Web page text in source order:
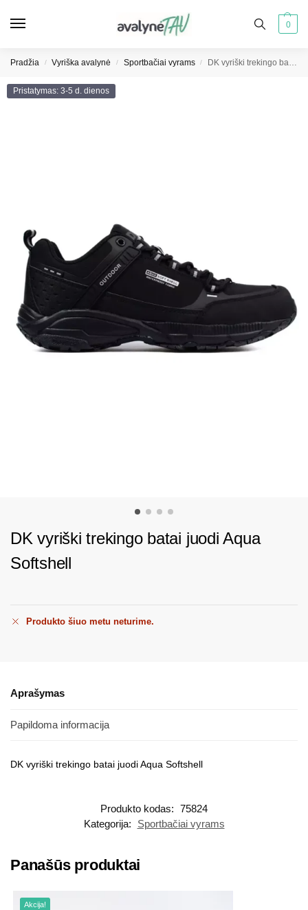
0
Pradžia / Vyriška avalynė / Sportbačiai vyrams / DK vyriški trekingo batai juodi Aqua Softshell
Pristatymas: 3-5 d. dienos
DK vyriški trekingo batai juodi Aqua
Softshell
Produkto šiuo metu neturime.
Aprašymas
Papildoma informacija
DK vyriški trekingo batai juodi Aqua Softshell
Produkto kodas: 75824
Kategorija:
Sportbačiai vyrams
Panašūs produktai
Akcija!